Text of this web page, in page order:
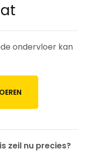
ondervloer kan
zeil nu precies?